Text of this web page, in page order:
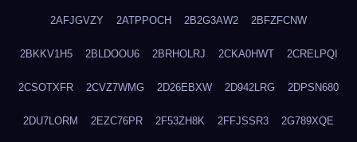
2AFJGVZY 2ATPPOCH 2B2G3AW2 2BFZFCNW
2BKKV1H5 2BLDOOU6 2BRHOLRJ 2CKA0HWT 2CRELPQI
2CSOTXFR 2CVZ7WMG 2D26EBXW 2D942LRG 2DPSN680
2DU7LORM 2EZC76PR 2F53ZH8K 2FFJSSR3 2G789XQE